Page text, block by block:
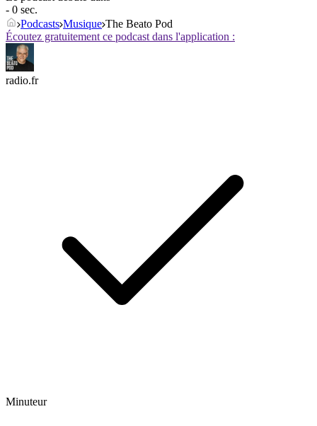
- 0 sec.
Podcasts Musique The Beato Pod
Écoutez gratuitement ce podcast dans l'application :
radio.fr
Minuteur